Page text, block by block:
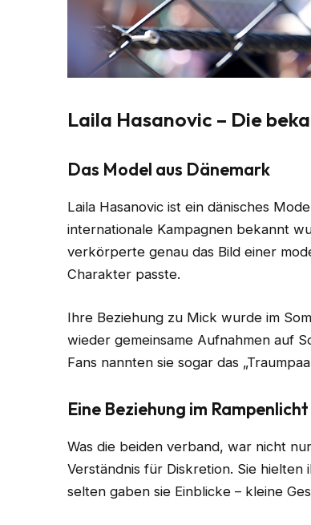
Laila Hasanovic – Die
Das Model aus Dänemark
Laila Hasanovic ist ein dänisches
internationale Kampagnen bekannt
verkörperte genau das Bild einer
Charakter passte.
Ihre Beziehung zu Mick wurde im
wieder gemeinsame Aufnahmen auf
Fans nannten sie sogar das
Eine Beziehung im Rampenlicht
Was die beiden verband, war nicht
Verständnis für Diskretion. Sie
selten gaben sie Einblicke – kleine